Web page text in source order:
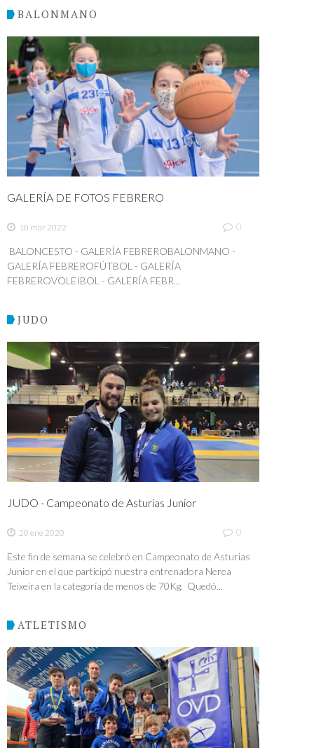
BALONMANO
GALERÍA DE FOTOS FEBRERO
10 mar 2022 0
BALONCESTO - GALERÍA FEBREROBALONMANO -
GALERÍA FEBREROFÚTBOL - GALERÍA
FEBREROVOLEIBOL - GALERÍA FEBR...
JUDO
JUDO - Campeonato de Asturias Junior
20 ene 2020 0
Este fin de semana se celebró en Campeonato de Asturias
Junior en el que participó nuestra entrenadora Nerea
Teixeira en la categoría de menos de 70Kg. Quedó...
ATLETISMO